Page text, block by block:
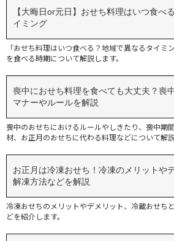
【大晦日or元日】おせち料理はいつ食べ
イミング
「おせち料理はいつ食べる？地域で異なるタイミ
を食べる時期について解説します。
喪中におせち料理を食べても大丈夫？喪
マナーやルールを解説
喪中のおせちにおけるルールやしきたり、喪中期
材、お正月のおせちに代わる料理などについて解説
お正月は冷凍おせち！冷凍のメリットや
解凍方法などを解説
冷凍おせちのメリットやデメリット、冷蔵おせち
どを紹介します。